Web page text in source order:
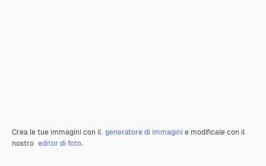
Crea le tue immagini con il generatore di immagini e modificale con il
nostro editor di foto.